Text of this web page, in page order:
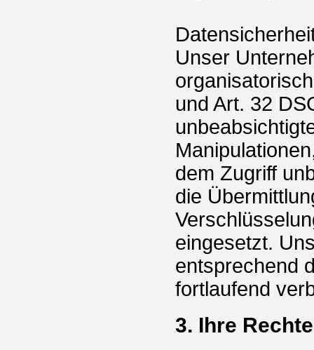
Unser
und Art. 32
dem Zugriff
die
eingesetzt.
entsprechend
fortlaufend
3. Ihre Rechte